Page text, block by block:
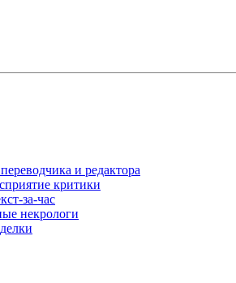
и редактора
критики
за-час
некрологи